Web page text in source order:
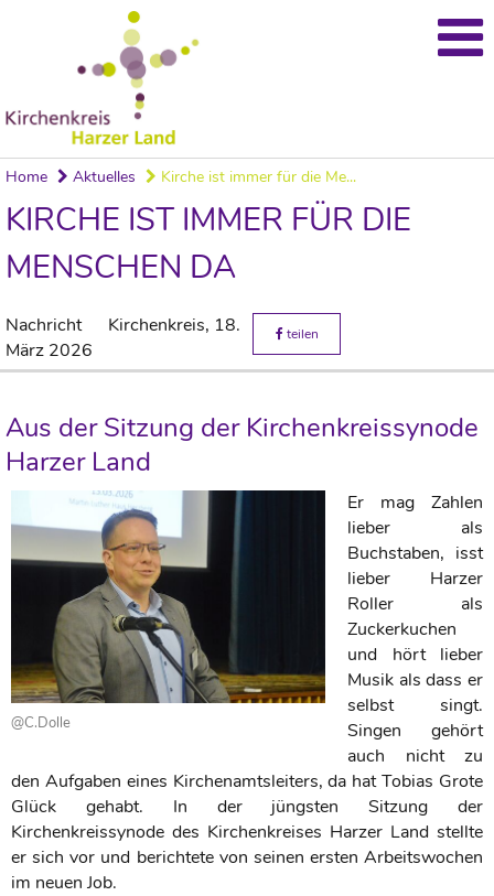
Home Aktuelles Kirche ist immer für die Me...
KIRCHE IST IMMER FÜR DIE
MENSCHEN DA
Nachricht Kirchenkreis, 18.
März 2026
teilen
Aus der Sitzung der Kirchenkreissynode
Harzer Land
@C.Dolle
Er mag Zahlen
lieber als
Buchstaben, isst
lieber Harzer
Roller als
Zuckerkuchen
und hört lieber
Musik als dass er
selbst singt.
Singen gehört
auch nicht zu
den Aufgaben eines Kirchenamtsleiters, da hat Tobias Grote
Glück gehabt. In der jüngsten Sitzung der
Kirchenkreissynode des Kirchenkreises Harzer Land stellte
er sich vor und berichtete von seinen ersten Arbeitswochen
im neuen Job.